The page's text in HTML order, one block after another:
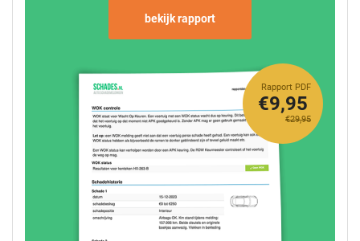
bekijk rapport
Rapport PDF
€29,95
€9,95